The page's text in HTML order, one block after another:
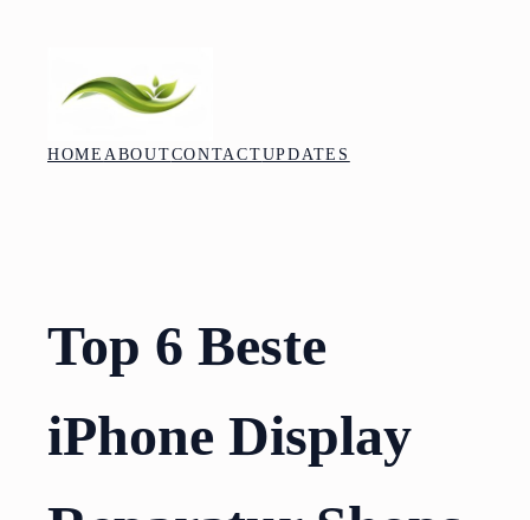
content
HOME ABOUTCONTACTUPDATES
Top 6 Beste
iPhone Display